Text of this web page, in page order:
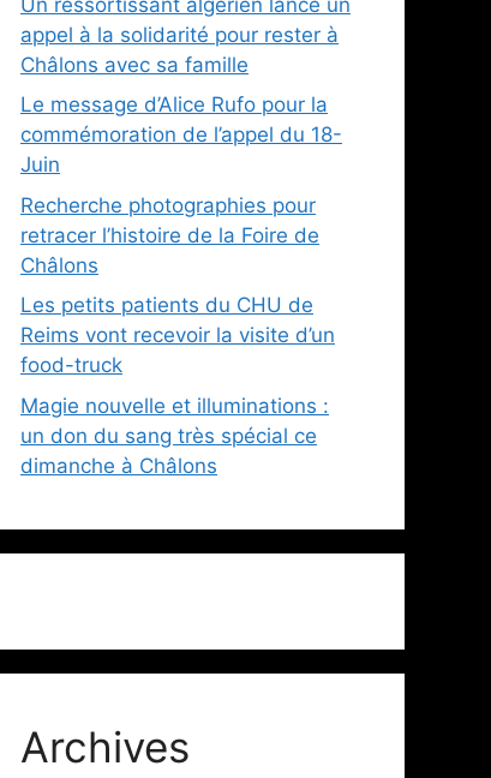
appel à la solidarité pour rester à
Châlons avec sa famille
Le message d’Alice Rufo pour la
commémoration de l’appel du 18-
Juin
Recherche photographies pour
retracer l’histoire de la Foire de
Châlons
Les petits patients du CHU de
Reims vont recevoir la visite d’un
food-truck
Magie nouvelle et illuminations :
un don du sang très spécial ce
dimanche à Châlons
Archives